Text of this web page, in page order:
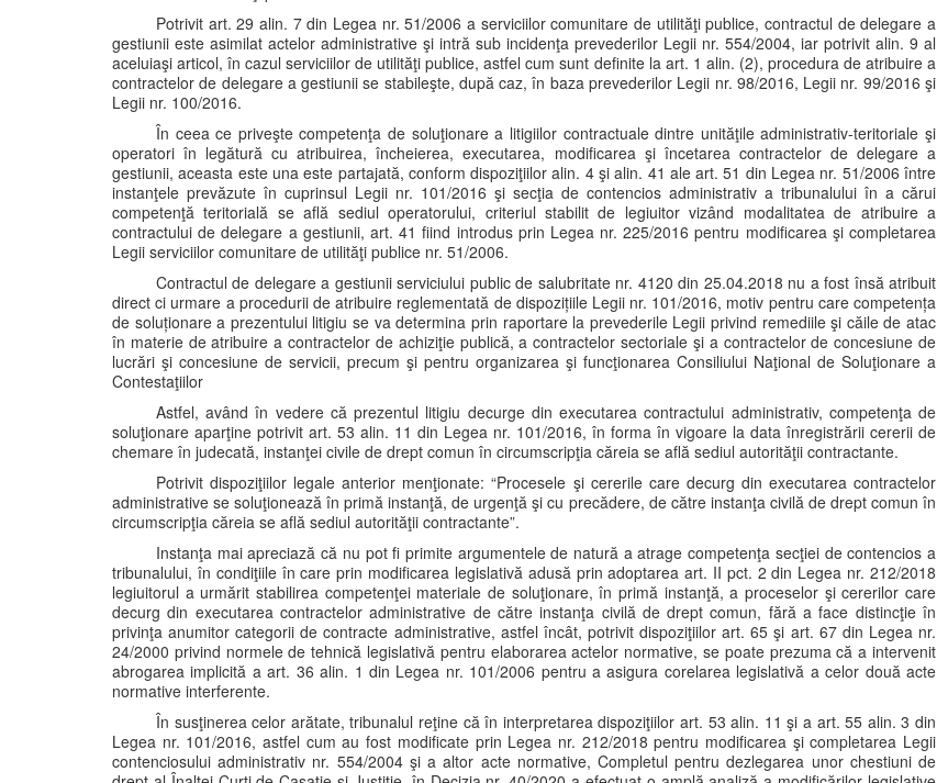
Potrivit art. 29 alin. 7 din Legea nr. 51/2006 a serviciilor comunitare de utilităţi publice, contractul de delegare a
gestiunii este asimilat actelor administrative şi intră sub incidenţa prevederilor Legii nr. 554/2004, iar potrivit alin. 9 al
aceluiaşi articol, în cazul serviciilor de utilităţi publice, astfel cum sunt definite la art. 1 alin. (2), procedura de atribuire a
contractelor de delegare a gestiunii se stabileşte, după caz, în baza prevederilor Legii nr. 98/2016, Legii nr. 99/2016 şi
Legii nr. 100/2016.
În ceea ce priveşte competenţa de soluţionare a litigiilor contractuale dintre unităţile administrativ-teritoriale şi
operatori în legătură cu atribuirea, încheierea, executarea, modificarea şi încetarea contractelor de delegare a
gestiunii, aceasta este una este partajată, conform dispoziţiilor alin. 4 şi alin. 41 ale art. 51 din Legea nr. 51/2006 între
instanţele prevăzute în cuprinsul Legii nr. 101/2016 şi secţia de contencios administrativ a tribunalului în a cărui
competenţă teritorială se află sediul operatorului, criteriul stabilit de legiuitor vizând modalitatea de atribuire a
contractului de delegare a gestiunii, art. 41 fiind introdus prin Legea nr. 225/2016 pentru modificarea şi completarea
Legii serviciilor comunitare de utilităţi publice nr. 51/2006.
Contractul de delegare a gestiunii serviciului public de salubritate nr. 4120 din 25.04.2018 nu a fost însă atribuit
direct ci urmare a procedurii de atribuire reglementată de dispozițiile Legii nr. 101/2016, motiv pentru care competența
de soluționare a prezentului litigiu se va determina prin raportare la prevederile Legii privind remediile şi căile de atac
în materie de atribuire a contractelor de achiziţie publică, a contractelor sectoriale şi a contractelor de concesiune de
lucrări şi concesiune de servicii, precum şi pentru organizarea şi funcţionarea Consiliului Naţional de Soluţionare a
Contestaţiilor
Astfel, având în vedere că prezentul litigiu decurge din executarea contractului administrativ, competenţa de
soluţionare aparţine potrivit art. 53 alin. 11 din Legea nr. 101/2016, în forma în vigoare la data înregistrării cererii de
chemare în judecată, instanţei civile de drept comun în circumscripţia căreia se află sediul autorităţii contractante.
Potrivit dispoziţiilor legale anterior menţionate: “Procesele şi cererile care decurg din executarea contractelor
administrative se soluţionează în primă instanţă, de urgenţă şi cu precădere, de către instanţa civilă de drept comun în
circumscripţia căreia se află sediul autorităţii contractante”.
Instanţa mai apreciază că nu pot fi primite argumentele de natură a atrage competenţa secţiei de contencios a
tribunalului, în condiţiile în care prin modificarea legislativă adusă prin adoptarea art. II pct. 2 din Legea nr. 212/2018
legiuitorul a urmărit stabilirea competenţei materiale de soluţionare, în primă instanţă, a proceselor şi cererilor care
decurg din executarea contractelor administrative de către instanţa civilă de drept comun, fără a face distincţie în
privinţa anumitor categorii de contracte administrative, astfel încât, potrivit dispoziţiilor art. 65 şi art. 67 din Legea nr.
24/2000 privind normele de tehnică legislativă pentru elaborarea actelor normative, se poate prezuma că a intervenit
abrogarea implicită a art. 36 alin. 1 din Legea nr. 101/2006 pentru a asigura corelarea legislativă a celor două acte
normative interferente.
În susţinerea celor arătate, tribunalul reţine că în interpretarea dispoziţiilor art. 53 alin. 11 şi a art. 55 alin. 3 din
Legea nr. 101/2016, astfel cum au fost modificate prin Legea nr. 212/2018 pentru modificarea şi completarea Legii
contenciosului administrativ nr. 554/2004 şi a altor acte normative, Completul pentru dezlegarea unor chestiuni de